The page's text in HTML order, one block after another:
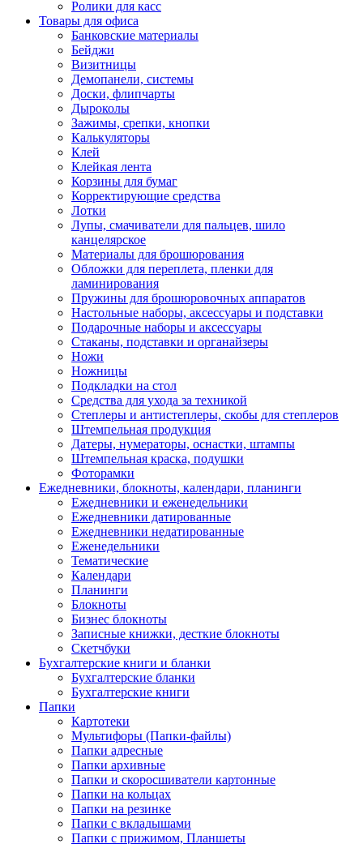
Ролики для касс
Товары для офиса
Банковские материалы
Бейджи
Визитницы
Демопанели, системы
Доски, флипчарты
Дыроколы
Зажимы, срепки, кнопки
Калькуляторы
Клей
Клейкая лента
Корзины для бумаг
Корректирующие средства
Лотки
Лупы, смачиватели для пальцев, шило
канцелярское
Материалы для брошюрования
Обложки для переплета, пленки для
ламинирования
Пружины для брошюровочных аппаратов
Настольные наборы, аксессуары и подставки
Подарочные наборы и аксессуары
Стаканы, подставки и органайзеры
Ножи
Ножницы
Подкладки на стол
Средства для ухода за техникой
Степлеры и антистеплеры, скобы для степлеров
Штемпельная продукция
Датеры, нумераторы, оснастки, штампы
Штемпельная краска, подушки
Фоторамки
Ежедневники, блокноты, календари, планинги
Ежедневники и еженедельники
Ежедневники датированные
Ежедневники недатированные
Еженедельники
Тематические
Календари
Планинги
Блокноты
Бизнес блокноты
Записные книжки, десткие блокноты
Скетчбуки
Бухгалтерские книги и бланки
Бухгалтерские бланки
Бухгалтерские книги
Папки
Картотеки
Мультифоры (Папки-файлы)
Папки адресные
Папки архивные
Папки и скоросшиватели картонные
Папки на кольцах
Папки на резинке
Папки с вкладышами
Папки с прижимом, Планшеты